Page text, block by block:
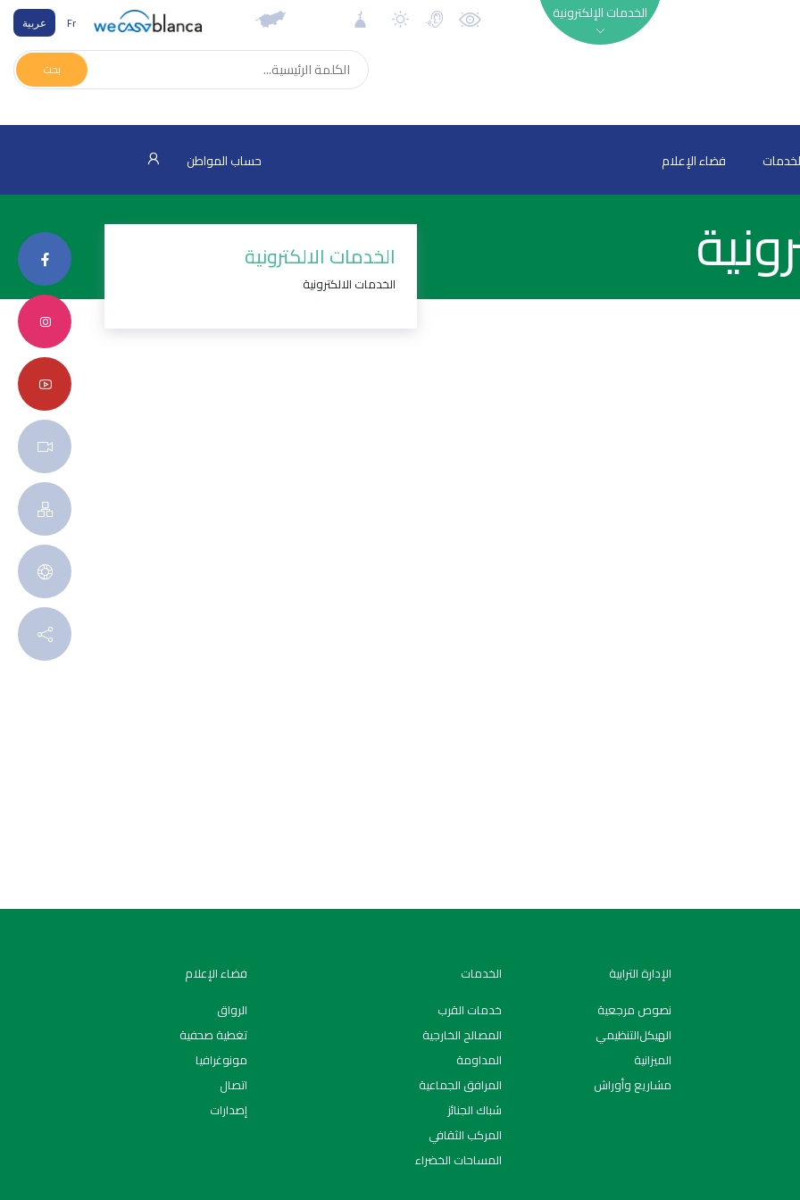
الخدمات الإلكترونية Fr عربية
بحث
فضاء الإعلام حساب المواطن
الخدمات الالكترونية
الخدمات الالكترونية
الإدارة الترابية
نصوص مرجعية
اﻟﻬﯿﻜﻞاﻟﺘﻨﻈﯿﻤﻲ
الميزانية
مشاريع وأوراش
الخدمات
خدمات القرب
المصالح الخارجية
المداومة
المرافق الجماعية
شباك الجنائز
المركب الثقافي
المساحات الخضراء
فضاء الإعلام
الرواق
تغطية صحفية
مونوغرافيا
اتصال
إصدارات